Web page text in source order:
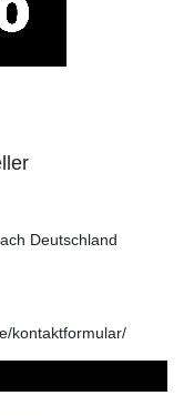
Deutschland
kontaktformular/